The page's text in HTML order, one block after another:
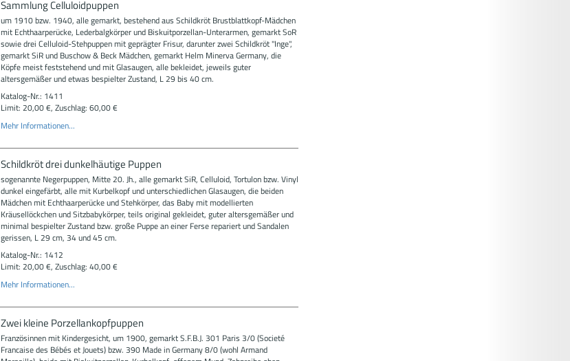
Sammlung Celluloidpuppen
um 1910 bzw. 1940, alle gemarkt, bestehend aus Schildkröt Brustblattkopf-Mädchen
mit Echthaarperücke, Lederbalgkörper und Biskuitporzellan-Unterarmen, gemarkt SoR
sowie drei Celluloid-Stehpuppen mit geprägter Frisur, darunter zwei Schildkröt "Inge",
gemarkt SiR und Buschow & Beck Mädchen, gemarkt Helm Minerva Germany, die
Köpfe meist feststehend und mit Glasaugen, alle bekleidet, jeweils guter
altersgemäßer und etwas bespielter Zustand, L 29 bis 40 cm.
Katalog-Nr.: 1411
Limit: 20,00 €, Zuschlag: 60,00 €
Mehr Informationen...
Schildkröt drei dunkelhäutige Puppen
sogenannte Negerpuppen, Mitte 20. Jh., alle gemarkt SiR, Celluloid, Tortulon bzw. Vinyl
dunkel eingefärbt, alle mit Kurbelkopf und unterschiedlichen Glasaugen, die beiden
Mädchen mit Echthaarperücke und Stehkörper, das Baby mit modellierten
Kräusellöckchen und Sitzbabykörper, teils original gekleidet, guter altersgemäßer und
minimal bespielter Zustand bzw. große Puppe an einer Ferse repariert und Sandalen
gerissen, L 29 cm, 34 und 45 cm.
Katalog-Nr.: 1412
Limit: 20,00 €, Zuschlag: 40,00 €
Mehr Informationen...
Zwei kleine Porzellankopfpuppen
Französinnen mit Kindergesicht, um 1900, gemarkt S.F.B.J. 301 Paris 3/0 (Societé
Francaise des Bébés et Jouets) bzw. 390 Made in Germany 8/0 (wohl Armand